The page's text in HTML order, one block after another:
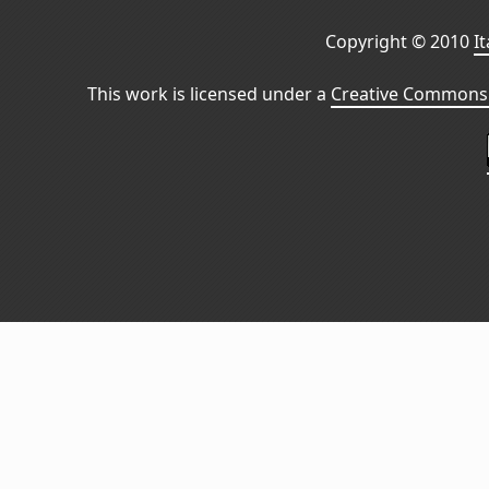
Copyright © 2010
This work is licensed under a Creative